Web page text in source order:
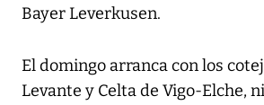
Bayer Leverkusen.
El domingo arranca con los
Levante y Celta de Vigo-Elche,